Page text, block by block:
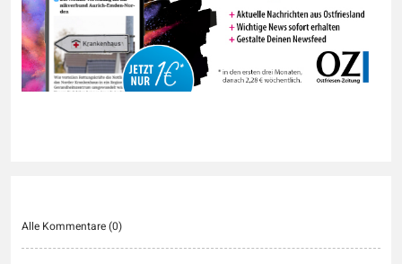
Alle Kommentare (0)